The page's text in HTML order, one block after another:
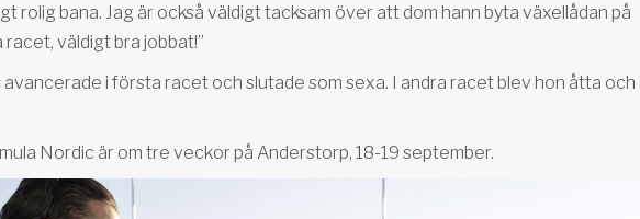
rolig bana. Jag är också väldigt tacksam över att dom hann byta växellådan på
väldigt bra jobbat!”
avancerade i första racet och slutade som sexa. I andra racet blev hon åtta och
Nordic är om tre veckor på Anderstorp, 18-19 september.